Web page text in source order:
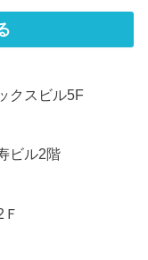
クスビル5F
ビル2階